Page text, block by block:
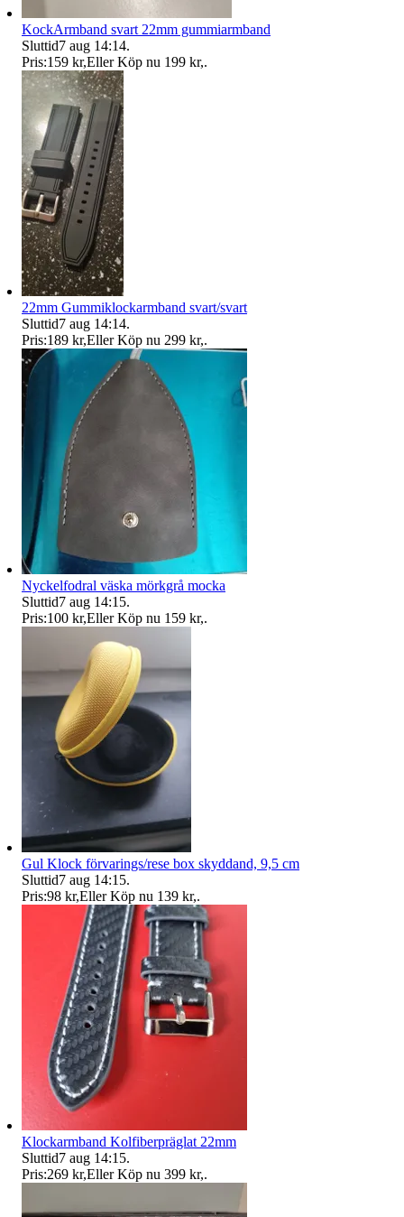
KockArmband svart 22mm gummiarmband
Sluttid7 aug 14:14.
Pris:159 kr,Eller Köp nu 199 kr,.
22mm Gummiklockarmband svart/svart
Sluttid7 aug 14:14.
Pris:189 kr,Eller Köp nu 299 kr,.
Nyckelfodral väska mörkgrå mocka
Sluttid7 aug 14:15.
Pris:100 kr,Eller Köp nu 159 kr,.
Gul Klock förvarings/rese box skyddand, 9,5 cm
Sluttid7 aug 14:15.
Pris:98 kr,Eller Köp nu 139 kr,.
Klockarmband Kolfiberpräglat 22mm
Sluttid7 aug 14:15.
Pris:269 kr,Eller Köp nu 399 kr,.